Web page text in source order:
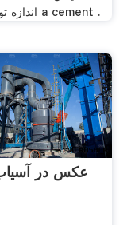
اندازه توپ آسیاب a cement .
عکس در